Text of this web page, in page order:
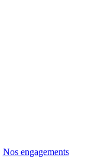
Nos engagements